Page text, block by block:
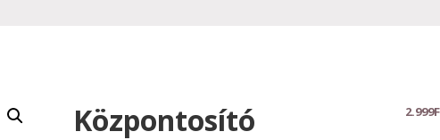
Központosító 2.999